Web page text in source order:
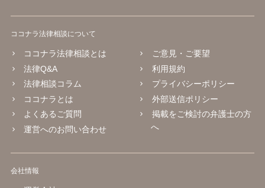
ココナラ法律相談について
ココナラ法律相談とは
法律Q&A
法律相談コラム
ココナラとは
よくあるご質問
運営へのお問い合わせ
ご意見・ご要望
利用規約
プライバシーポリシー
外部送信ポリシー
掲載をご検討の弁護士の方
へ
会社情報